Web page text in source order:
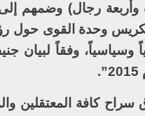
وأربعة رجال) وضمهم
وحدة القوى حول
سراح كافة المعتقلين